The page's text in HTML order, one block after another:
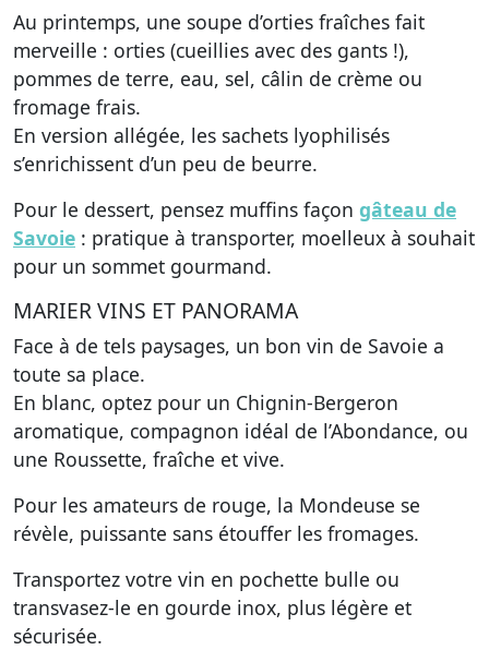
Au printemps, une soupe d’orties fraîches fait
merveille : orties (cueillies avec des gants !),
pommes de terre, eau, sel, câlin de crème ou
fromage frais.
En version allégée, les sachets lyophilisés
s’enrichissent d’un peu de beurre.
Pour le dessert, pensez muffins façon gâteau de
Savoie : pratique à transporter, moelleux à souhait
pour un sommet gourmand.
MARIER VINS ET PANORAMA
Face à de tels paysages, un bon vin de Savoie a
toute sa place.
En blanc, optez pour un Chignin-Bergeron
aromatique, compagnon idéal de l’Abondance, ou
une Roussette, fraîche et vive.
Pour les amateurs de rouge, la Mondeuse se
révèle, puissante sans étouffer les fromages.
Transportez votre vin en pochette bulle ou
transvasez-le en gourde inox, plus légère et
sécurisée.